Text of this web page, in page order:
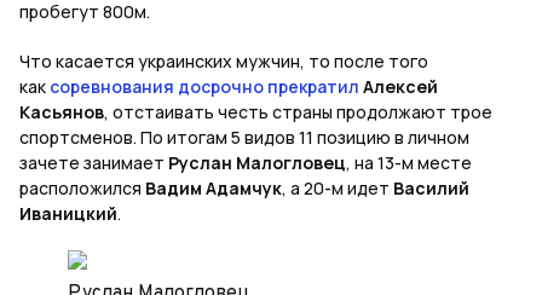
пробегут 800м.
Что касается украинских мужчин, то после того
как соревнования досрочно прекратил Алексей
Касьянов, отстаивать честь страны продолжают трое
спортсменов. По итогам 5 видов 11 позицию в личном
зачете занимает Руслан Малогловец, на 13-м месте
расположился Вадим Адамчук, а 20-м идет Василий
Иваницкий.